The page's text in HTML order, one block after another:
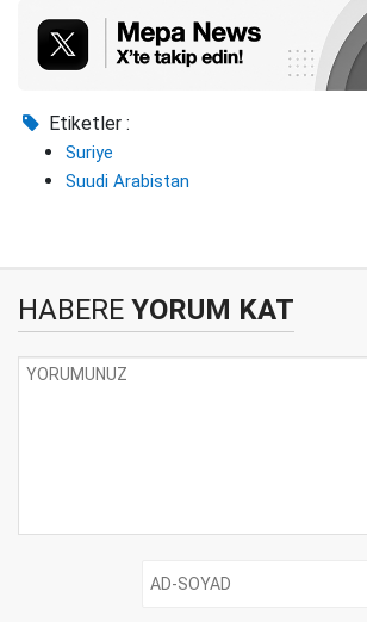
Etiketler :
Suriye
Suudi Arabistan
HABERE YORUM KAT